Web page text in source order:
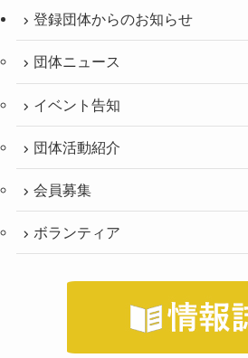
登録団体からのお知らせ
団体ニュース
イベント告知
団体活動紹介
会員募集
ボランティア